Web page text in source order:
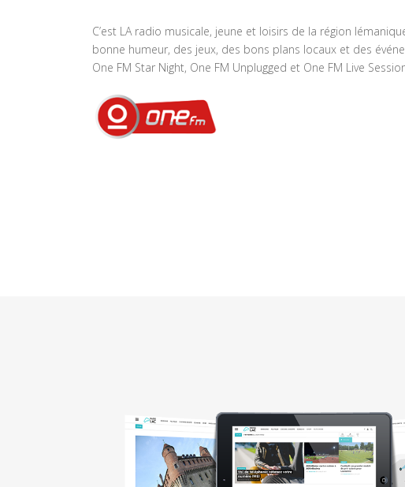
C’est LA radio musicale, jeune et loisirs de la région
bonne humeur, des jeux, des bons plans locaux et des
One FM Star Night, One FM Unplugged et One FM Live